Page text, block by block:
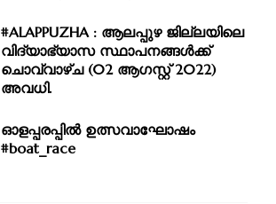
#ALAPPUZHA : ആലപ്പുഴ ജില്ലയിലെ
വിദ്യാഭ്യാസ സ്ഥാപനങ്ങൾക്ക്
ചൊവ്വാഴ്ച (02 ആഗസ്റ്റ് 2022)
അവധി.
ഓളപ്പരപ്പിൽ ഉത്സവാഘോഷം
#boat_race